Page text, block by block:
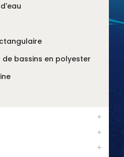
bassins en polyester


